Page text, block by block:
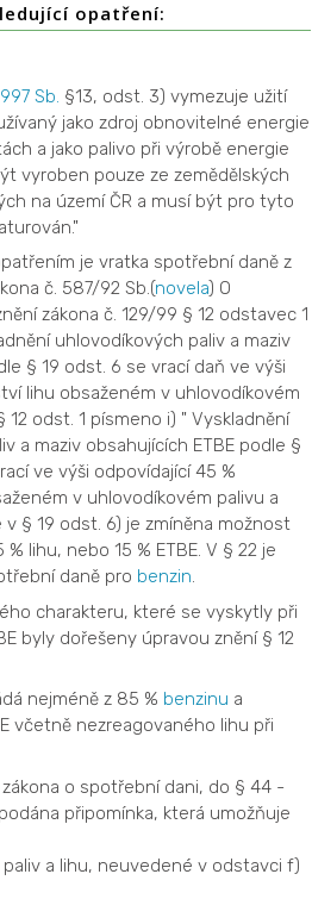
opatření:
Sb. §13, odst. 3) vymezuje užití
jako zdroj obnovitelné energie
a jako palivo při výrobě energie
vyroben pouze ze zemědělských
na území ČR a musí být pro tyto
je vratka spotřební daně z
č. 587/92 Sb.(novela) O
zákona č. 129/99 § 12 odstavec 1
uhlovodíkových paliv a maziv
§ 19 odst. 6 se vrací daň ve výši
lihu obsaženém v uhlovodíkovém
12 odst. 1 písmeno i) " Vyskladnění
a maziv obsahujících ETBE podle §
ve výši odpovídající 45 %
v uhlovodíkovém palivu a
v § 19 odst. 6) je zmíněna možnost
lihu, nebo 15 % ETBE. V § 22 je
daně pro benzin.
charakteru, které se vyskytly při
byly dořešeny úpravou znění § 12
nejméně z 85 % benzinu a
včetně nezreagovaného lihu při
o spotřební dani, do § 44 -
připomínka, která umožňuje
a lihu, neuvedené v odstavci f)